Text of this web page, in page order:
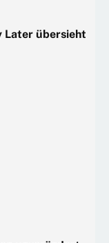
Later übersieht